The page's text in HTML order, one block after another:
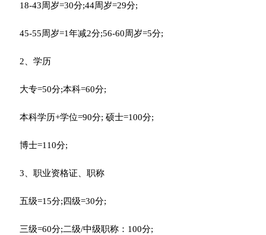
18-43周岁=30分;44周岁=29分;
45-55周岁=1年减2分;56-60周岁=5分;
2、学历
大专=50分;本科=60分;
本科学历+学位=90分; 硕士=100分;
博士=110分;
3、职业资格证、职称
五级=15分;四级=30分;
三级=60分;二级/中级职称：100分;